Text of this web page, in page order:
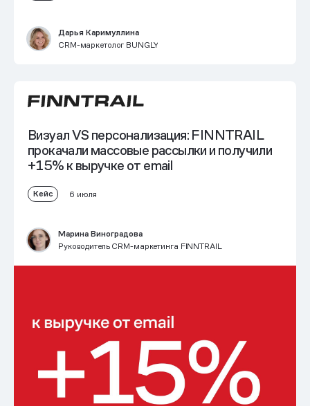
Дарья Каримуллина
CRM-маркетолог BUNGLY
Визуал VS персонализация: FINNTRAIL
прокачали массовые рассылки и получили
+15% к выручке от email
Кейс 6 июля
Марина Виноградова
Руководитель CRM-маркетинга FINNTRAIL